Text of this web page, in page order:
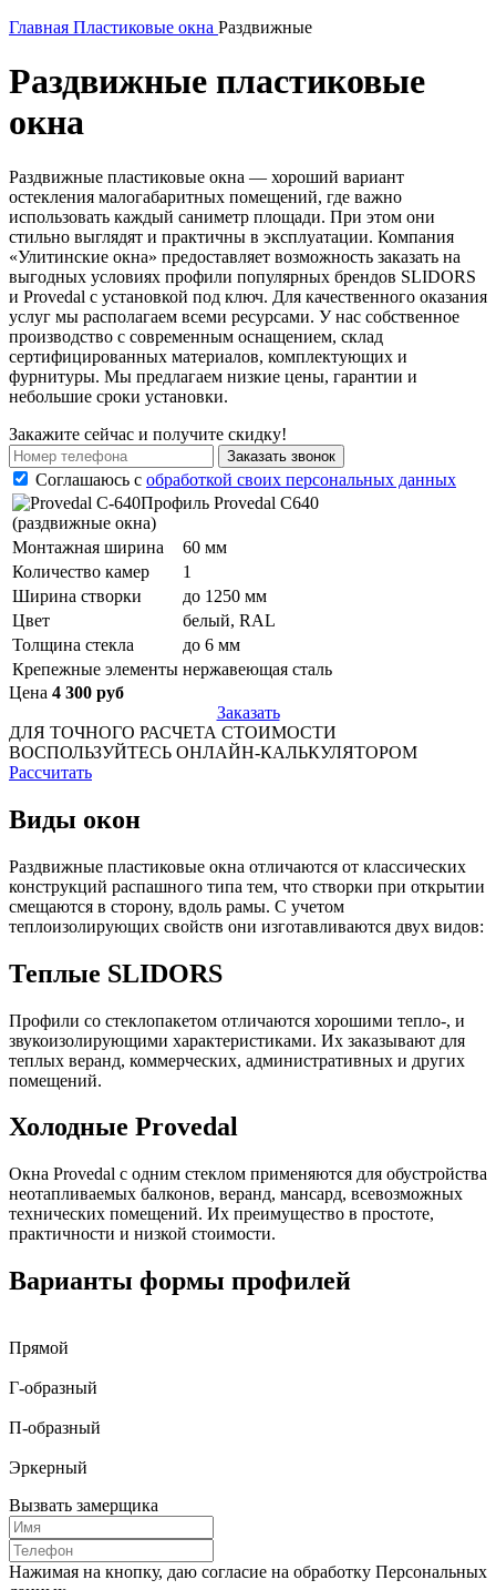
Главная Пластиковые окна Раздвижные
Раздвижные пластиковые
окна
Раздвижные пластиковые окна — хороший вариант
остекления малогабаритных помещений, где важно
использовать каждый саниметр площади. При этом они
стильно выглядят и практичны в эксплуатации. Компания
«Улитинские окна» предоставляет возможность заказать на
выгодных условиях профили популярных брендов SLIDORS
и Provedal с установкой под ключ. Для качественного оказания
услуг мы располагаем всеми ресурсами. У нас собственное
производство с современным оснащением, склад
сертифицированных материалов, комплектующих и
фурнитуры. Мы предлагаем низкие цены, гарантии и
небольшие сроки установки.
Закажите сейчас и получите скидку!
Заказать звонок
Соглашаюсь с обработкой своих персональных данных
Профиль Provedal С640
(раздвижные окна)
Монтажная ширина
60 мм
Количество камер
1
Ширина створки
до 1250 мм
Цвет
белый, RAL
Толщина стекла
до 6 мм
Крепежные элементы нержавеющая сталь
Цена 4 300 руб
Заказать
ДЛЯ ТОЧНОГО РАСЧЕТА СТОИМОСТИ
ВОСПОЛЬЗУЙТЕСЬ ОНЛАЙН-КАЛЬКУЛЯТОРОМ
Рассчитать
Виды окон
Раздвижные пластиковые окна отличаются от классических
конструкций распашного типа тем, что створки при открытии
смещаются в сторону, вдоль рамы. С учетом
теплоизолирующих свойств они изготавливаются двух видов:
Теплые SLIDORS
Профили со стеклопакетом отличаются хорошими тепло-, и
звукоизолирующими характеристиками. Их заказывают для
теплых веранд, коммерческих, административных и других
помещений.
Холодные Provedal
Окна Provedal с одним стеклом применяются для обустройства
неотапливаемых балконов, веранд, мансард, всевозможных
технических помещений. Их преимущество в простоте,
практичности и низкой стоимости.
Варианты формы профилей
Прямой
Г-образный
П-образный
Эркерный
Вызвать замерщика
Нажимая на кнопку, даю согласие на обработку Персональных